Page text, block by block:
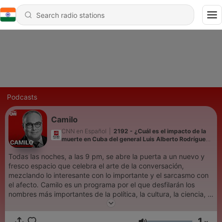
Podcasts
Camilo
CNN en Español
2192 - ¿Cuál es el impacto de la
muerte en Cuba del general Luis Alberto Rodríguez
Todas las noches, a las 9 pm, se abre la puerta a un nuevo y
fresco espacio que celebra el arte de la conversación,
mezclando lo interesante con lo importante y el sarcasmo con
el afecto. Camilo es un programa por el que desfilarán los
nombres más importantes de la política, la cultura, la ciencia, el
deporte y el entretenimiento. Camilo se condimenta con una